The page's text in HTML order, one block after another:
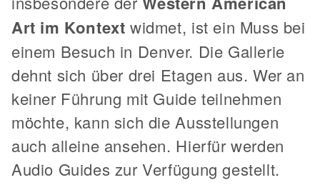
Art im Kontext widmet, ist ein Muss bei
einem Besuch in Denver. Die Gallerie
dehnt sich über drei Etagen aus. Wer an
keiner Führung mit Guide teilnehmen
möchte, kann sich die Ausstellungen
auch alleine ansehen. Hierfür werden
Audio Guides zur Verfügung gestellt.